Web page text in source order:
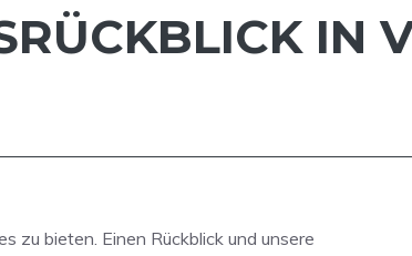
IN
zu bieten. Einen Rückblick und unsere